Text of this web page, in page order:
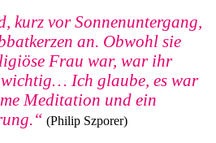
kurz vor Sonnenuntergang,
an. Obwohl sie
Frau war, war ihr
Ich glaube, es war
Meditation und ein
(Philip Szporer)